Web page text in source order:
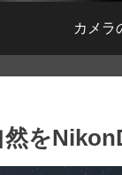
カメラ
然を